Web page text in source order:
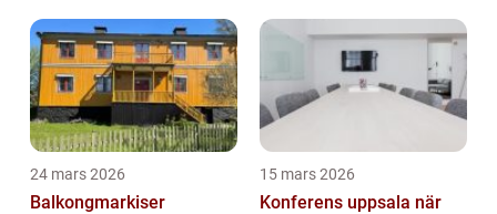
24 mars 2026
Balkongmarkiser
15 mars 2026
Konferens uppsala när